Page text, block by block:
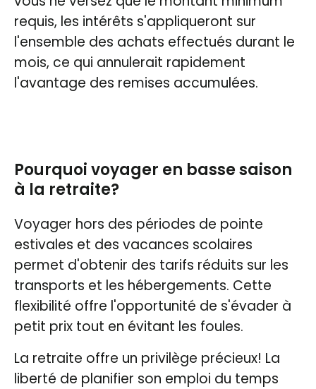
requis, les intérêts s'appliqueront sur
l'ensemble des achats effectués durant le
mois, ce qui annulerait rapidement
l'avantage des remises accumulées.
Pourquoi voyager en basse saison
à la retraite?
Voyager hors des périodes de pointe
estivales et des vacances scolaires
permet d'obtenir des tarifs réduits sur les
transports et les hébergements. Cette
flexibilité offre l'opportunité de s'évader à
petit prix tout en évitant les foules.
La retraite offre un privilège précieux! La
liberté de planifier son emploi du temps